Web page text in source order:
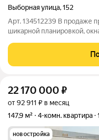
Выборная улица,152
Арт. 134512239 В продаже
шикарной планировкой,
телефону. Приглашаем вас
договоренности.
22 170 000 ₽
от 92 911 ₽ в месяц
147,9 м²
4-комн. квартира
новостройка